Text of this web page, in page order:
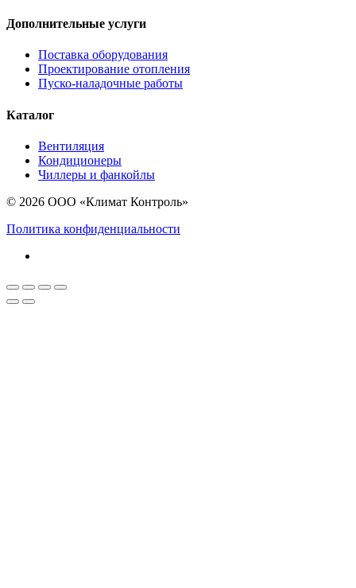
Дополнительные услуги
Поставка оборудования
Проектирование отопления
Пуско-наладочные работы
Каталог
Вентиляция
Кондиционеры
Чиллеры и фанкойлы
© 2026 ООО «Климат Контроль»
Политика конфиденциальности